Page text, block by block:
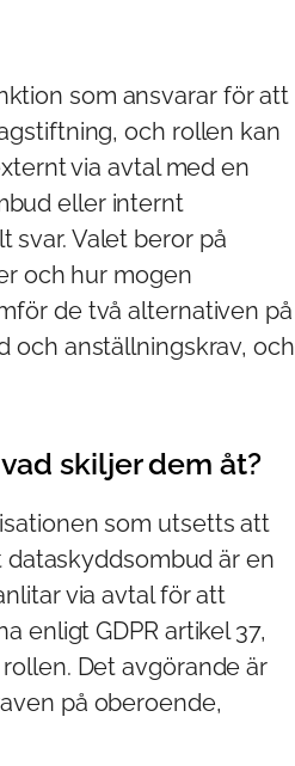
som ansvarar för att
och rollen kan
via avtal med en
eller internt
svar. Valet beror på
och hur mogen
de två alternativen på
och anställningskrav, och
skiljer dem åt?
som utsetts att
är en
via avtal för att
enligt GDPR artikel 37,
Det avgörande är
på oberoende,